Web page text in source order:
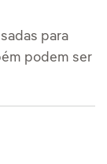
para
podem ser